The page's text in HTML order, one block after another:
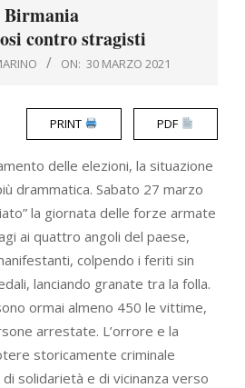
Birmania
contro stragisti
ON: 30 MARZO 2021
PRINT PDF
delle elezioni, la situazione
drammatica. Sabato 27 marzo
la giornata delle forze armate
ai quattro angoli del paese,
colpendo i feriti sin
lanciando granate tra la folla.
ormai almeno 450 le vittime,
arrestate. L’orrore e la
storicamente criminale
solidarietà e di vicinanza verso